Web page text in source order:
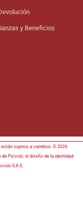
y Beneficios
están sujetos a cambios. © 2026
Piccolo, el diseño de la identidad
S.A.S.